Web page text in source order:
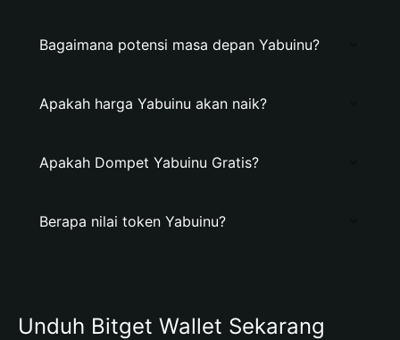
Bagaimana potensi masa depan Yabuinu?
Apakah harga Yabuinu akan naik?
Apakah Dompet Yabuinu Gratis?
Berapa nilai token Yabuinu?
Unduh Bitget Wallet Sekarang